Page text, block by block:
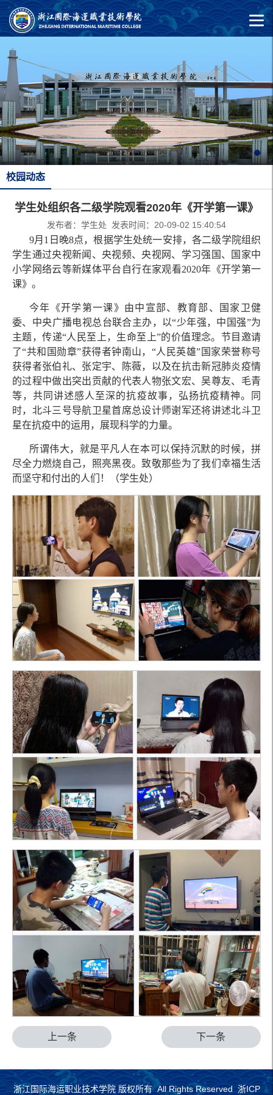
校园动态
学生处组织各二级学院观看2020年《开学第一课》
发布者：学生处 发表时间：20-09-02 15:40:54
9月1日晚8点，根据学生处统一安排，各二级学院组织
学生通过央视新闻、央视频、央视网、学习强国、国家中
小学网络云等新媒体平台自行在家观看2020年《开学第一
课》。
今年《开学第一课》由中宣部、教育部、国家卫健
委、中央广播电视总台联合主办，以“少年强，中国强”为
主题，传递“人民至上，生命至上”的价值理念。节目邀请
了“共和国勋章”获得者钟南山，“人民英雄”国家荣誉称号
获得者张伯礼、张定宇、陈薇，以及在抗击新冠肺炎疫情
的过程中做出突出贡献的代表人物张文宏、吴尊友、毛青
等，共同讲述感人至深的抗疫故事，弘扬抗疫精神。同
时，北斗三号导航卫星首席总设计师谢军还将讲述北斗卫
星在抗疫中的运用，展现科学的力量。
所谓伟大，就是平凡人在本可以保持沉默的时候，拼
尽全力燃烧自己，照亮黑夜。致敬那些为了我们幸福生活
而坚守和付出的人们！（学生处）
下一条
上一条
浙江国际海运职业技术学院 版权所有 All Rights Reserved 浙ICP